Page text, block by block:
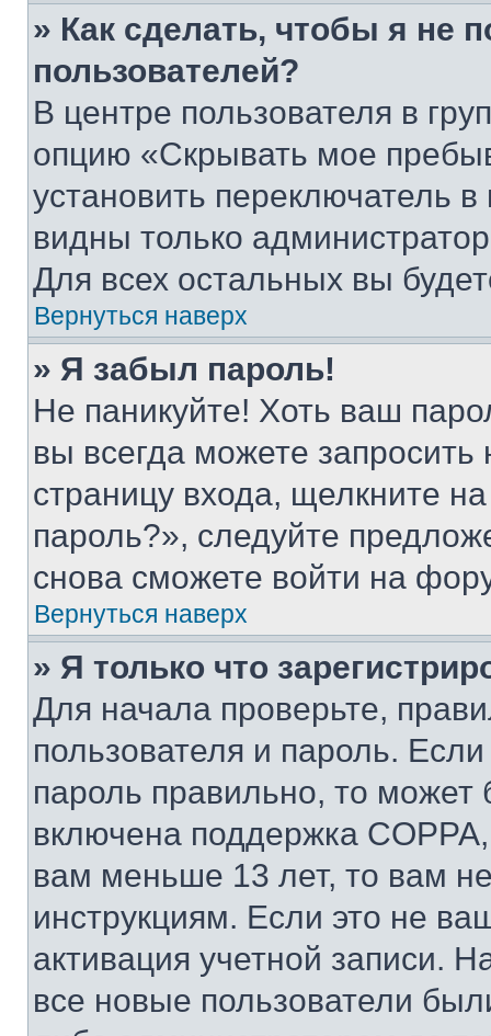
» Как сделать, чтобы я не
пользователей?
В центре пользователя в
опцию «Скрывать мое
установить переключатель
видны только
Для всех остальных вы
Вернуться наверх
» Я забыл пароль!
Не паникуйте! Хоть ваш
вы всегда можете
страницу входа, щелкните
пароль?», следуйте
снова сможете войти на
Вернуться наверх
» Я только что
Для начала проверьте,
пользователя и пароль.
пароль правильно, то может
включена поддержка
вам меньше 13 лет, то вам
инструкциям. Если это не
активация учетной записи.
все новые пользователи